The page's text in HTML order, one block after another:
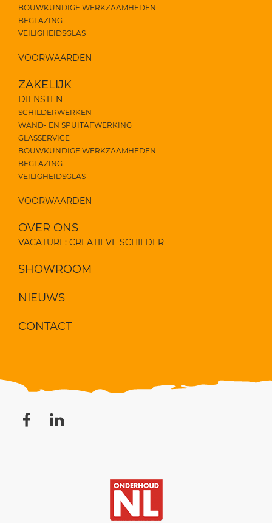
BOUWKUNDIGE WERKZAAMHEDEN
BEGLAZING
VEILIGHEIDSGLAS
VOORWAARDEN
ZAKELIJK
DIENSTEN
SCHILDERWERKEN
WAND- EN SPUITAFWERKING
GLASSERVICE
BOUWKUNDIGE WERKZAAMHEDEN
BEGLAZING
VEILIGHEIDSGLAS
VOORWAARDEN
OVER ONS
VACATURE: CREATIEVE SCHILDER
SHOWROOM
NIEUWS
CONTACT